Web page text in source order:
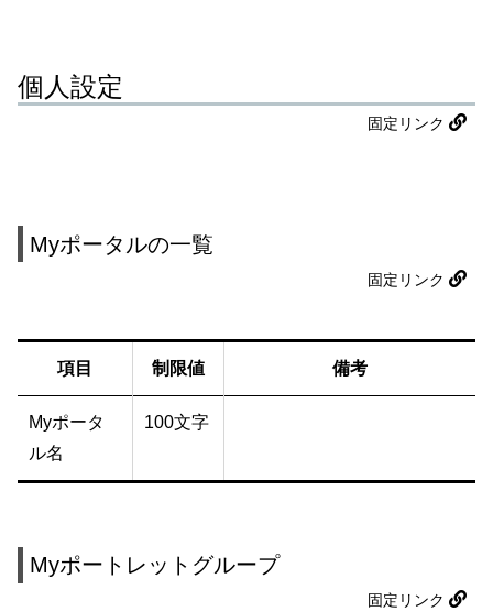
個人設定
固定リンク
Myポータルの一覧
固定リンク
項目 制限値 備考
Myポータ
ル名
100文字
Myポートレットグループ
固定リンク